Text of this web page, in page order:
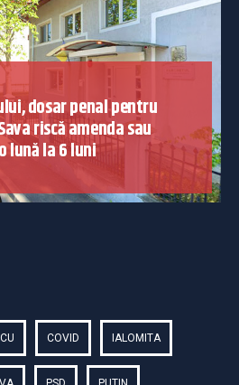
dosar penal pentru
riscă amenda sau
lună la 6 luni
COVID IALOMITA